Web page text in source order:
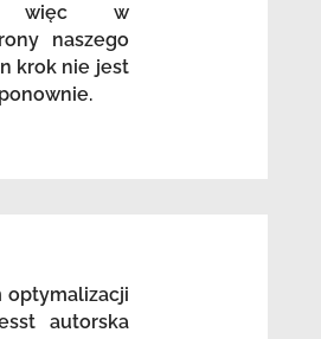
więc w
naszego
krok nie jest
optymalizacji
autorska